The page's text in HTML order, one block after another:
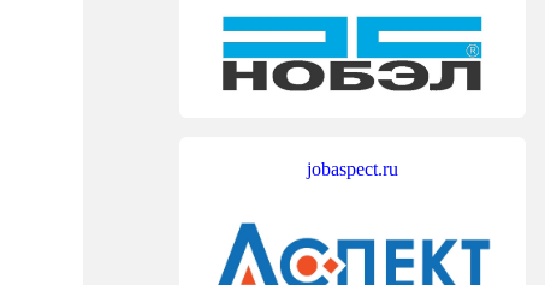
jobaspect.ru